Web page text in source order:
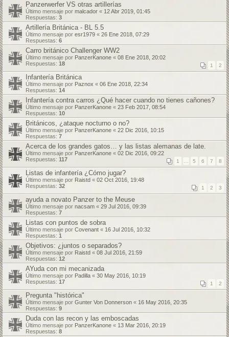
Panzerwerfer VS otras artillerías
Último mensaje por malcador « 12 Abr 2019, 01:45
Respuestas: 3
Artillería Británica - BL 5.5
Último mensaje por esr1979 « 26 Ene 2018, 07:29
Respuestas: 6
Carro británico Challenger WW2
Último mensaje por PanzerKanone « 08 Ene 2018, 20:02
Respuestas: 18 1 2
Infantería Británica
Último mensaje por Paznox « 06 Ene 2018, 22:34
Respuestas: 14
Infantería contra carros ¿Qué hacer cuando no tienes cañones?
Último mensaje por PanzerKanone « 23 Feb 2017, 08:54
Respuestas: 10
Británicos, ¿ataque nocturno o no?
Último mensaje por PanzerKanone « 22 Dic 2016, 10:15
Respuestas: 7
Acerca de los grandes gatos… y las listas alemanas de late.
Último mensaje por PanzerKanone « 02 Dic 2016, 09:22
Respuestas: 117 1 5 6 7 8
Listas de infantería ¿Cómo jugar?
Último mensaje por Raistd « 02 Oct 2016, 19:48
Respuestas: 32 1 2 3
ayuda a novato Panzer to the Meuse
Último mensaje por nacsam « 29 Jul 2016, 09:39
Respuestas: 7
Listas con puntos de sobra
Último mensaje por Covenant « 16 Jul 2016, 10:32
Respuestas: 1
Objetivos: ¿juntos o separados?
Último mensaje por Raistd « 08 Jul 2016, 21:59
Respuestas: 12
AYuda con mi mecanizada
Último mensaje por Padilla « 30 May 2016, 10:19
Respuestas: 17 1 2
Pregunta "histórica"
Último mensaje por Gunter Von Donnerson « 16 May 2016, 20:35
Respuestas: 9
Duda con las recon y las emboscadas
Último mensaje por PanzerKanone « 13 Mar 2016, 20:19
Respuestas: 8